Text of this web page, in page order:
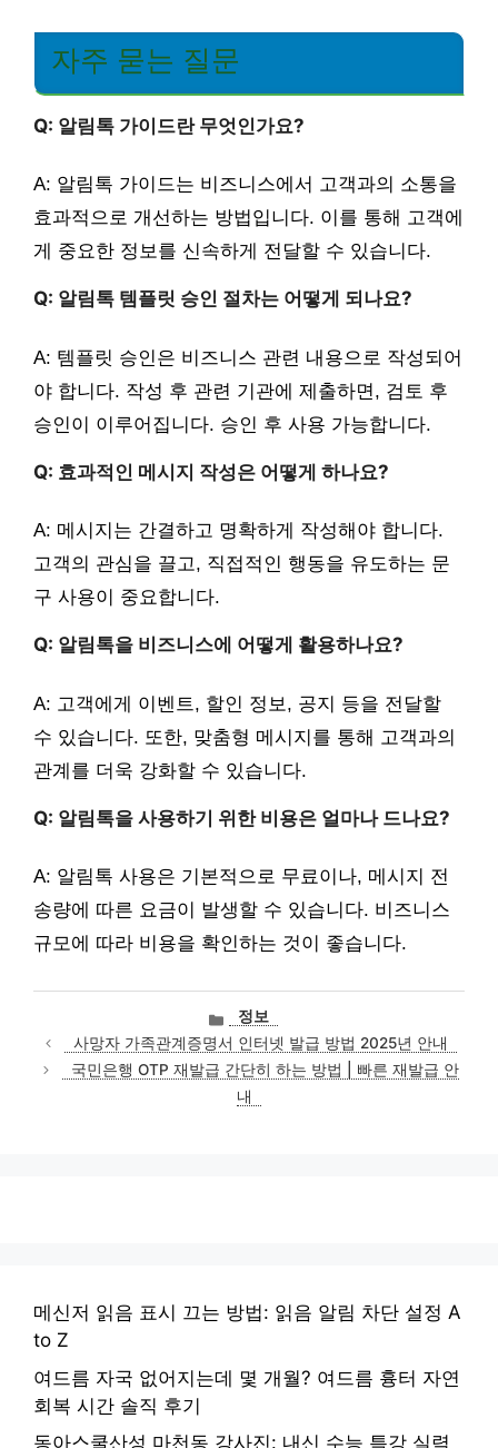
자주 묻는 질문
Q: 알림톡 가이드란 무엇인가요?
A: 알림톡 가이드는 비즈니스에서 고객과의 소통을
효과적으로 개선하는 방법입니다. 이를 통해 고객에
게 중요한 정보를 신속하게 전달할 수 있습니다.
Q: 알림톡 템플릿 승인 절차는 어떻게 되나요?
A: 템플릿 승인은 비즈니스 관련 내용으로 작성되어
야 합니다. 작성 후 관련 기관에 제출하면, 검토 후
승인이 이루어집니다. 승인 후 사용 가능합니다.
Q: 효과적인 메시지 작성은 어떻게 하나요?
A: 메시지는 간결하고 명확하게 작성해야 합니다.
고객의 관심을 끌고, 직접적인 행동을 유도하는 문
구 사용이 중요합니다.
Q: 알림톡을 비즈니스에 어떻게 활용하나요?
A: 고객에게 이벤트, 할인 정보, 공지 등을 전달할
수 있습니다. 또한, 맞춤형 메시지를 통해 고객과의
관계를 더욱 강화할 수 있습니다.
Q: 알림톡을 사용하기 위한 비용은 얼마나 드나요?
A: 알림톡 사용은 기본적으로 무료이나, 메시지 전
송량에 따른 요금이 발생할 수 있습니다. 비즈니스
규모에 따라 비용을 확인하는 것이 좋습니다.
카
테
고
리
정보
사망자 가족관계증명서 인터넷 발급 방법 2025년 안내
국민은행 OTP 재발급 간단히 하는 방법 | 빠른 재발급 안
내
메신저 읽음 표시 끄는 방법: 읽음 알림 차단 설정 A
to Z
여드름 자국 없어지는데 몇 개월? 여드름 흉터 자연
회복 시간 솔직 후기
동아스쿨산성 마천동 강사진: 내신 수능 특강 실력